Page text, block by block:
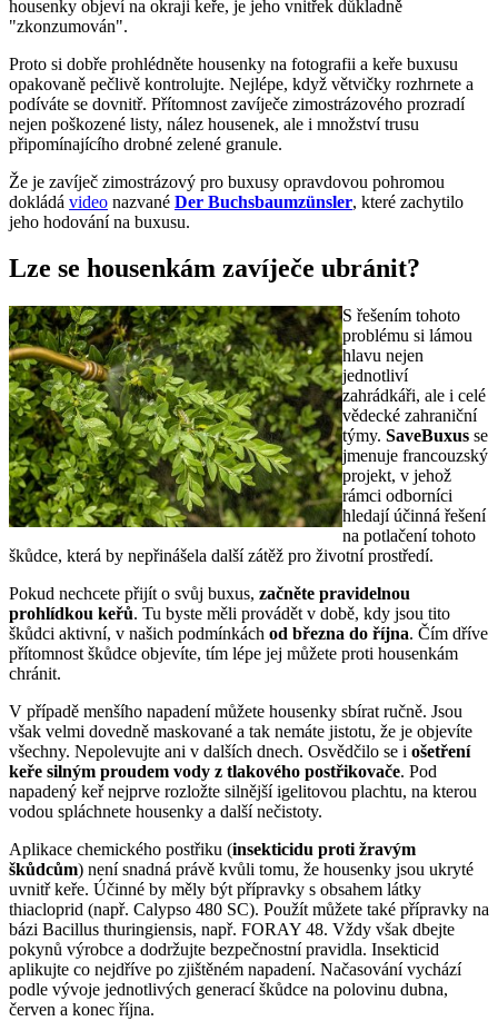
housenky objeví na okraji keře, je jeho vnitřek důkladně
"zkonzumován".
Proto si dobře prohlédněte housenky na fotografii a keře buxusu
opakovaně pečlivě kontrolujte. Nejlépe, když větvičky rozhrnete a
podíváte se dovnitř. Přítomnost zavíječe zimostrázového prozradí
nejen poškozené listy, nález housenek, ale i množství trusu
připomínajícího drobné zelené granule.
Že je zavíječ zimostrázový pro buxusy opravdovou pohromou
dokládá video nazvané Der Buchsbaumzünsler, které zachytilo
jeho hodování na buxusu.
Lze se housenkám zavíječe ubránit?
S řešením tohoto
problému si lámou
hlavu nejen
jednotliví
zahrádkáři, ale i celé
vědecké zahraniční
týmy. SaveBuxus se
jmenuje francouzský
projekt, v jehož
rámci odborníci
hledají účinná řešení
na potlačení tohoto
škůdce, která by nepřinášela další zátěž pro životní prostředí.
Pokud nechcete přijít o svůj buxus, začněte pravidelnou
prohlídkou keřů. Tu byste měli provádět v době, kdy jsou tito
škůdci aktivní, v našich podmínkách od března do října. Čím dříve
přítomnost škůdce objevíte, tím lépe jej můžete proti housenkám
chránit.
V případě menšího napadení můžete housenky sbírat ručně. Jsou
však velmi dovedně maskované a tak nemáte jistotu, že je objevíte
všechny. Nepolevujte ani v dalších dnech. Osvědčilo se i ošetření
keře silným proudem vody z tlakového postřikovače. Pod
napadený keř nejprve rozložte silnější igelitovou plachtu, na kterou
vodou spláchnete housenky a další nečistoty.
Aplikace chemického postřiku (insekticidu proti žravým
škůdcům) není snadná právě kvůli tomu, že housenky jsou ukryté
uvnitř keře. Účinné by měly být přípravky s obsahem látky
thiacloprid (např. Calypso 480 SC). Použít můžete také přípravky na
bázi Bacillus thuringiensis, např. FORAY 48. Vždy však dbejte
pokynů výrobce a dodržujte bezpečnostní pravidla. Insekticid
aplikujte co nejdříve po zjištěném napadení. Načasování vychází
podle vývoje jednotlivých generací škůdce na polovinu dubna,
červen a konec října.